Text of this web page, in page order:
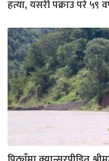
हत्या, यसरी पक्राउ परे ५९